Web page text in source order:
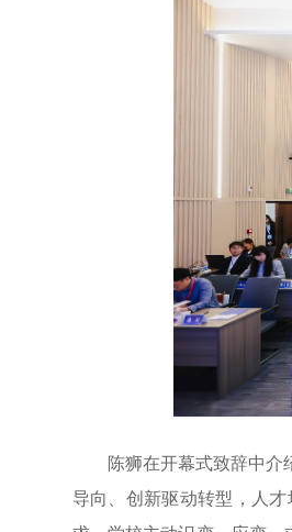
陈狮在开幕式致辞中介
导向、创新驱动转型，人